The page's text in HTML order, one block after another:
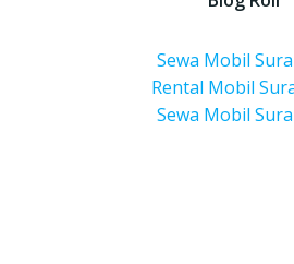
Sewa Mobil
Rental Mobil
Sewa Mobil